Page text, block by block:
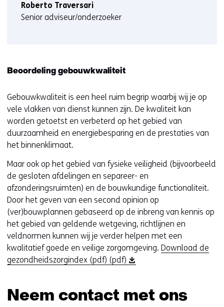
Roberto Traversari
Senior adviseur/onderzoeker
Beoordeling gebouwkwaliteit
Gebouwkwaliteit is een heel ruim begrip waarbij wij je op
vele vlakken van dienst kunnen zijn. De kwaliteit kan
worden getoetst en verbeterd op het gebied van
duurzaamheid en energiebesparing en de prestaties van
het binnenklimaat.
Maar ook op het gebied van fysieke veiligheid (bijvoorbeeld
de gesloten afdelingen en separeer- en
afzonderingsruimten) en de bouwkundige functionaliteit.
Door het geven van een second opinion op
(ver)bouwplannen gebaseerd op de inbreng van kennis op
het gebied van geldende wetgeving, richtlijnen en
veldnormen kunnen wij je verder helpen met een
kwalitatief goede en veilige zorgomgeving. Download de
gezondheidszorgindex (pdf) (pdf)
e
Neem contact met ons